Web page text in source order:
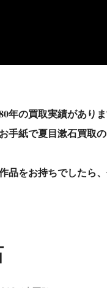
年の買取実績がありま
手紙で夏目漱石買取
品をお持ちでしたら